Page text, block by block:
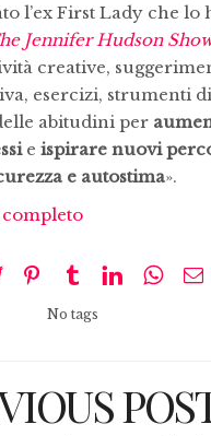
l’ex First Lady che lo
Jennifer Hudson
creative,
esercizi, strumenti di
abitudini per
e ispirare nuovi
e autostima».
completo
No tags